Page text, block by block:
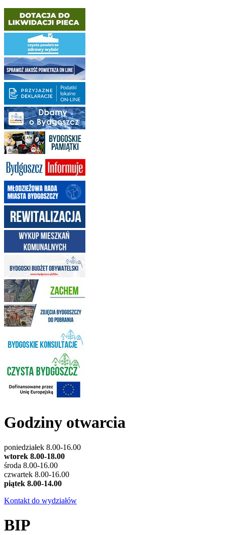
Godziny otwarcia
poniedziałek 8.00-16.00
wtorek 8.00-18.00
środa 8.00-16.00
czwartek 8.00-16.00
piątek 8.00-14.00
Kontakt do wydziałów
BIP